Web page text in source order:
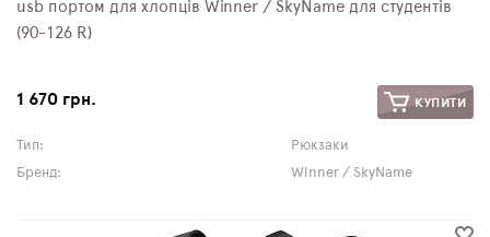
usb портом для хлопців Winner / SkyName для студентів
(90-126 R)
1 670 грн. КУПИТИ
Тип:
Рюкзаки
Бренд:
Winner / SkyName